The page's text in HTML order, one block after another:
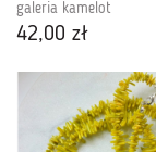
galeria kamelot
42,00 zł